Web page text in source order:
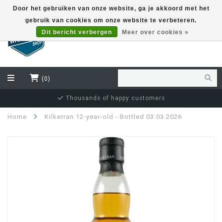
(0)
Thousands of happy customers
Home Kilkerran 12-year-old - Bottled 03.03.2026
Door het gebruiken van onze website, ga je akkoord met het
gebruik van cookies om onze website te verbeteren.
Dit bericht verbergen
Meer over cookies »